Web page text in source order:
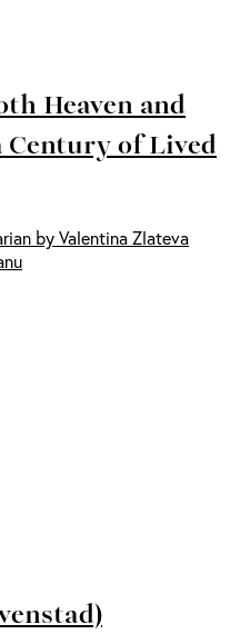
Heaven and
Century of Lived
by Valentina Zlateva